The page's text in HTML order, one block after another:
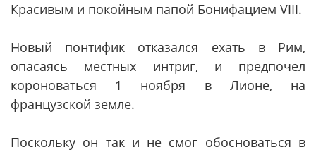
Красивым и покойным папой Бонифацием VIII.
Новый понтифик отказался ехать в Рим,
опасаясь местных интриг, и предпочел
короноваться 1 ноября в Лионе, на
французской земле.
Поскольку он так и не смог обосноваться в